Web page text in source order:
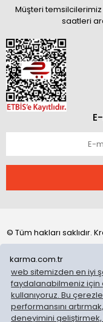
karma.com.tr
web sitemizden en iyi
faydalanabilmeniz için
kullanıyoruz. Bu
performansını
deneyimini
Müşteri temsilcilerimiz
saatleri
© Tüm hakları saklıdır.